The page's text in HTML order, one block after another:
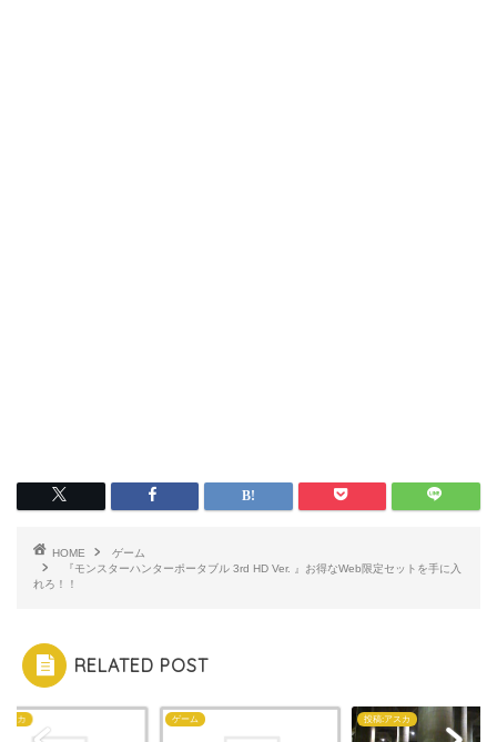
HOME
ゲーム
『モンスターハンターポータブル 3rd HD Ver. 』お得なWeb限定セットを手に入
れろ！！
RELATED POST
スカ ゲーム 投稿:アスカ